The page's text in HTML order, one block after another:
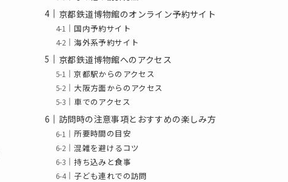
京都鉄道博物館のオンライン予約サイト
国内予約サイト
海外系予約サイト
京都鉄道博物館へのアクセス
京都駅からのアクセス
大阪方面からのアクセス
車でのアクセス
訪問時の注意事項とおすすめの楽しみ方
所要時間の目安
混雑を避けるコツ
持ち込みと食事
子ども連れでの訪問